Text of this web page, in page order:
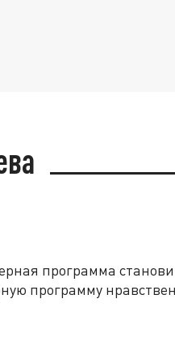
программа
программу